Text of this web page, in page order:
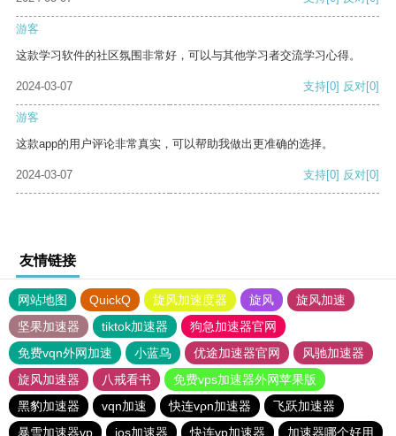
游客
这款学习软件的社区氛围非常好，可以与其他学习者交流学习心得。
2024-03-07 支持[0] 反对[0]
游客
这款app的用户评论非常真实，可以帮助我做出更准确的选择。
2024-03-07 支持[0] 反对[0]
友情链接
网站地图 QuickQ 旋风加速度器 旋风
旋风加速
坚果加速器
tiktok加速器
狗急加速器官网
免费vqn外网加速
小蓝鸟 优途加速器官网
风驰加速器
旋风加速器
八戒看书
免费vps加速器外网苹果版
黑豹加速器
vqn加速 快连vρn加速器
飞跃加速器
暴雪加速器vp
ios加速器 快连vp加速器 加速器哪个好用